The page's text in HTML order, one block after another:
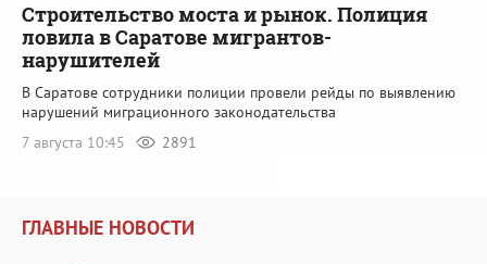
Строительство моста и рынок. Полиция
ловила в Саратове мигрантов-
нарушителей
В Саратове сотрудники полиции провели рейды по выявлению
нарушений миграционного законодательства
7 августа 10:45
2891
ГЛАВНЫЕ НОВОСТИ